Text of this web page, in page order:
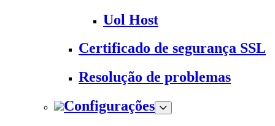
Uol Host
Certificado de segurança SSL
Resolução de problemas
Configurações